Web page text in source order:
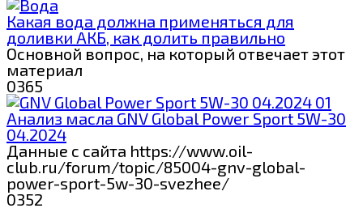
Какая вода должна применяться для
доливки АКБ, как долить правильно
Основной вопрос, на который отвечает этот
материал
0365
Анализ масла GNV Global Power Sport 5W-30
04.2024
Данные с сайта https://www.oil-
club.ru/forum/topic/85004-gnv-global-
power-sport-5w-30-svezhee/
0352